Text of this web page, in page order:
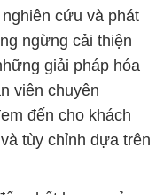
cứu và phát
ngừng cải thiện
giải pháp hóa
viên chuyên
đến cho khách
tùy chỉnh dựa trên